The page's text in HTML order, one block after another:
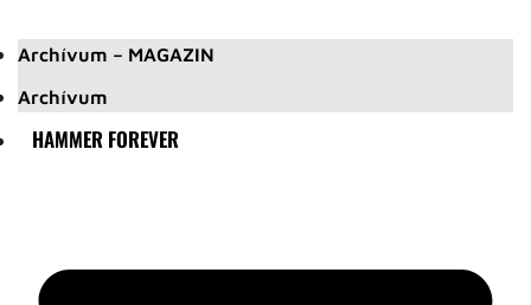
Archívum – MAGAZIN
Archívum
HAMMER FOREVER